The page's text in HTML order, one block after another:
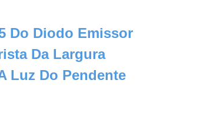
Do Diodo Emissor
Da Largura
Luz Do Pendente